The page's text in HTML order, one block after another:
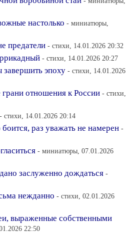
настолько - миниатюры,
предатели - стихи, 14.01.2026 20:32
- стихи, 14.01.2026 20:27
эпоху - стихи, 14.01.2026
отношения к России - стихи,
- стихи, 14.01.2026 20:14
раз уважать не намерен -
- миниатюры, 07.01.2026
заслуженно дождаться -
нежданно - стихи, 02.01.2026
выраженные собственными
22:50